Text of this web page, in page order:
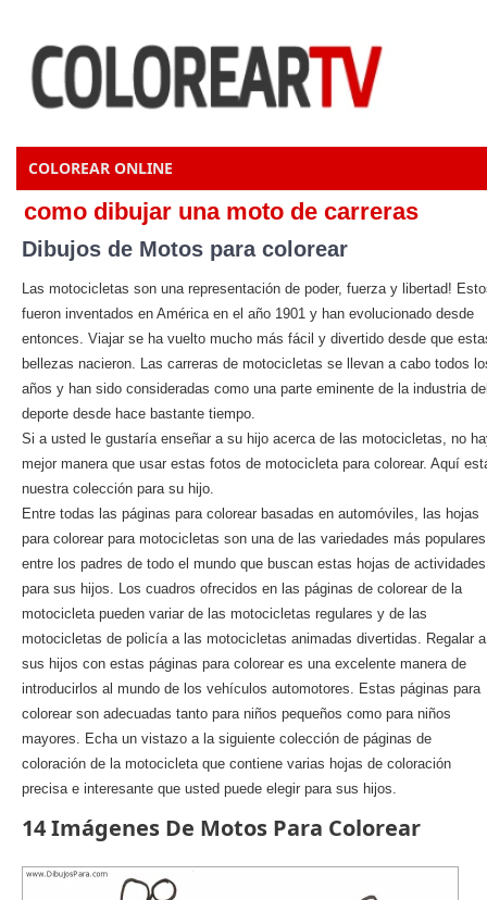
COLOREAR ONLINE
como dibujar una moto de carreras
Dibujos de Motos para colorear
Las motocicletas son una representación de poder, fuerza y libertad!
fueron inventados en América en el año 1901 y han evolucionado desde
entonces. Viajar se ha vuelto mucho más fácil y divertido desde que
bellezas nacieron. Las carreras de motocicletas se llevan a cabo todos
años y han sido consideradas como una parte eminente de la industria
deporte desde hace bastante tiempo.
Si a usted le gustaría enseñar a su hijo acerca de las motocicletas, no
mejor manera que usar estas fotos de motocicleta para colorear. Aquí
nuestra colección para su hijo.
Entre todas las páginas para colorear basadas en automóviles, las hojas
para colorear para motocicletas son una de las variedades más populares
entre los padres de todo el mundo que buscan estas hojas de actividades
para sus hijos. Los cuadros ofrecidos en las páginas de colorear de la
motocicleta pueden variar de las motocicletas regulares y de las
motocicletas de policía a las motocicletas animadas divertidas. Regalar a
sus hijos con estas páginas para colorear es una excelente manera de
introducirlos al mundo de los vehículos automotores. Estas páginas para
colorear son adecuadas tanto para niños pequeños como para niños
mayores. Echa un vistazo a la siguiente colección de páginas de
coloración de la motocicleta que contiene varias hojas de coloración
precisa e interesante que usted puede elegir para sus hijos.
14 Imágenes De Motos Para Colorear